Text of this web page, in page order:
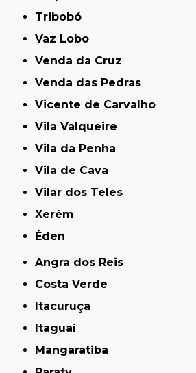
Tribobó
Vaz Lobo
Venda da Cruz
Venda das Pedras
Vicente de Carvalho
Vila Valqueire
Vila da Penha
Vila de Cava
Vilar dos Teles
Xerém
Éden
Angra dos Reis
Costa Verde
Itacuruça
Itaguaí
Mangaratiba